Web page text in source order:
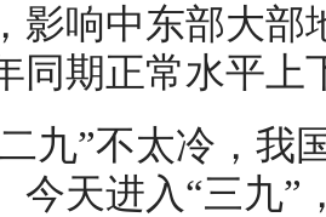
影响中东部大部
同期正常水平上
九”不太冷，我
今天进入“三九